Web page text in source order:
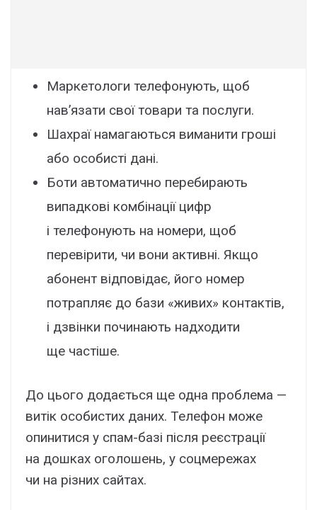
Маркетологи телефонують, щоб
нав’язати свої товари та послуги.
Шахраї намагаються виманити гроші
або особисті дані.
Боти автоматично перебирають
випадкові комбінації цифр
і телефонують на номери, щоб
перевірити, чи вони активні. Якщо
абонент відповідає, його номер
потрапляє до бази «живих» контактів,
і дзвінки починають надходити
ще частіше.
До цього додається ще одна проблема —
витік особистих даних. Телефон може
опинитися у спам-базі після реєстрації
на дошках оголошень, у соцмережах
чи на різних сайтах.